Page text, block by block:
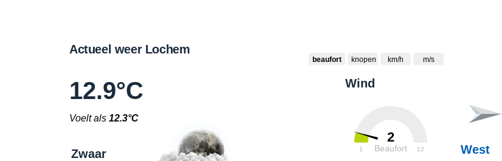
Actueel weer Lochem
beaufort knopen km/h m/s
Wind
2
Beaufort
1 12 West
12.9°C
Voelt als 12.3°C
Zwaar